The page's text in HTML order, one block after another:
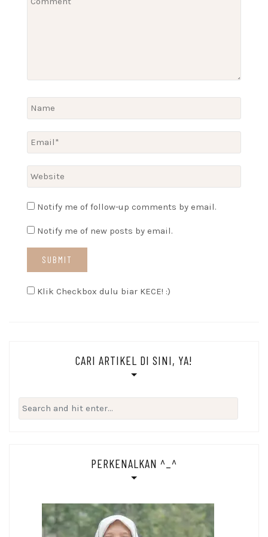
Notify me of follow-up comments by email.
Notify me of new posts by email.
Klik Checkbox dulu biar KECE! :)
CARI ARTIKEL DI SINI, YA!
Search
for:
PERKENALKAN ^_^